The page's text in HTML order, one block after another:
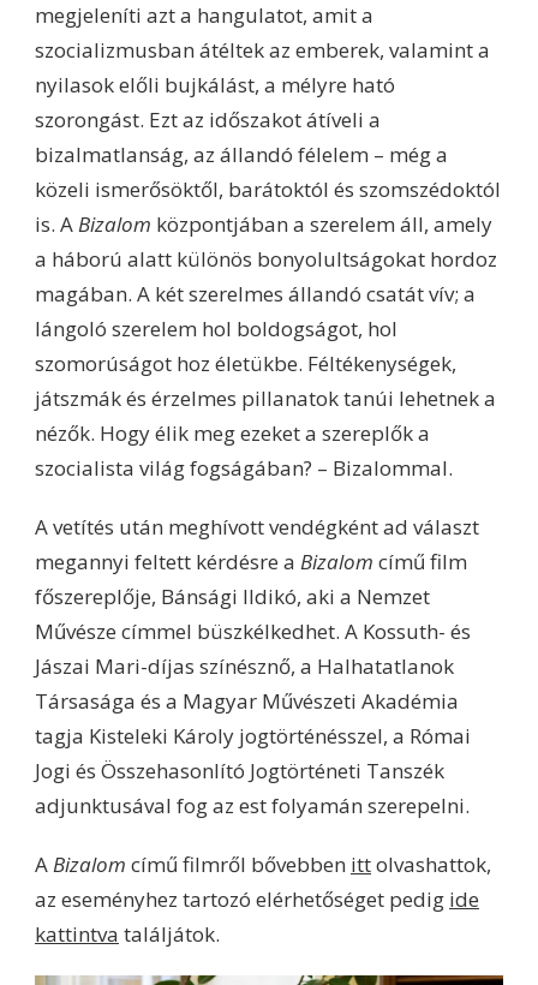
megjeleníti azt a hangulatot, amit a
szocializmusban átéltek az emberek, valamint a
nyilasok előli bujkálást, a mélyre ható
szorongást. Ezt az időszakot átíveli a
bizalmatlanság, az állandó félelem – még a
közeli ismerősöktől, barátoktól és szomszédoktól
is. ABizalom központjában a szerelem áll, amely
a háború alatt különös bonyolultságokat hordoz
magában. A két szerelmes állandó csatát vív; a
lángoló szerelem hol boldogságot, hol
szomorúságot hoz életükbe. Féltékenységek,
játszmák és érzelmes pillanatok tanúi lehetnek a
nézők. Hogy élik meg ezeket a szereplők a
szocialista világ fogságában? – Bizalommal.
A vetítés után meghívott vendégként ad választ
megannyi feltett kérdésre a Bizalom című film
főszereplője, Bánsági Ildikó, aki a Nemzet
Művésze címmel büszkélkedhet. A Kossuth- és
Jászai Mari-díjas színésznő, a Halhatatlanok
Társasága és a Magyar Művészeti Akadémia
tagja Kisteleki Károly jogtörténésszel, a Római
Jogi és Összehasonlító Jogtörténeti Tanszék
adjunktusával fog az est folyamán szerepelni.
ABizalom című filmről bővebben ittolvashattok,
az eseményhez tartozó elérhetőséget pedig ide
kattintva találjátok.